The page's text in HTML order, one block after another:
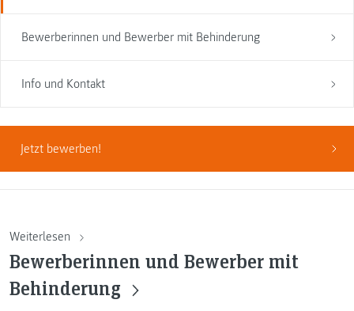
Bewerberinnen und Bewerber mit Behinderung
Info und Kontakt
Jetzt bewerben!
Weiterlesen
Bewerberinnen und Bewerber mit
Behinderung